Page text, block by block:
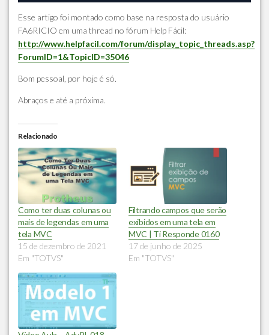
Esse artigo foi montado como base na resposta do usuário
FA6RICIO em uma thread no fórum Help Fácil:
http://www.helpfacil.com/forum/display_topic_threads.asp?
ForumID=1&TopicID=35046
Bom pessoal, por hoje é só.
Abraços e até a próxima.
Relacionado
Como ter duas colunas ou
mais de legendas em uma
tela MVC
15 de dezembro de 2021
Em "TOTVS"
Filtrando campos que serão
exibidos em uma tela em
MVC | Ti Responde 0160
17 de junho de 2025
Em "TOTVS"